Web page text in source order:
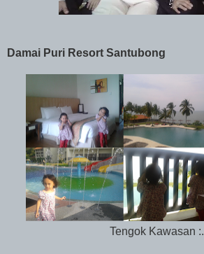
Damai Puri Resort Santubong
Tengok Kawasan :.